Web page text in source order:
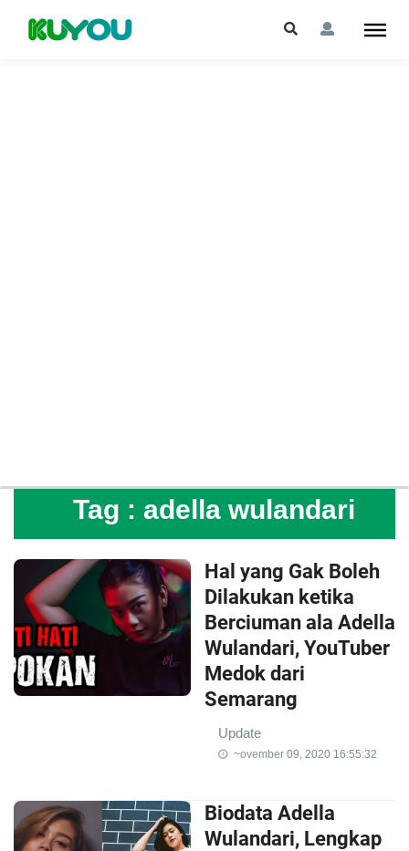
Tag : adella wulandari
Hal yang Gak Boleh
Dilakukan ketika
Berciuman ala Adella
Wulandari, YouTuber
Medok dari
Semarang
Update
~ovember 09, 2020 16:55:32
Biodata Adella
Wulandari, Lengkap